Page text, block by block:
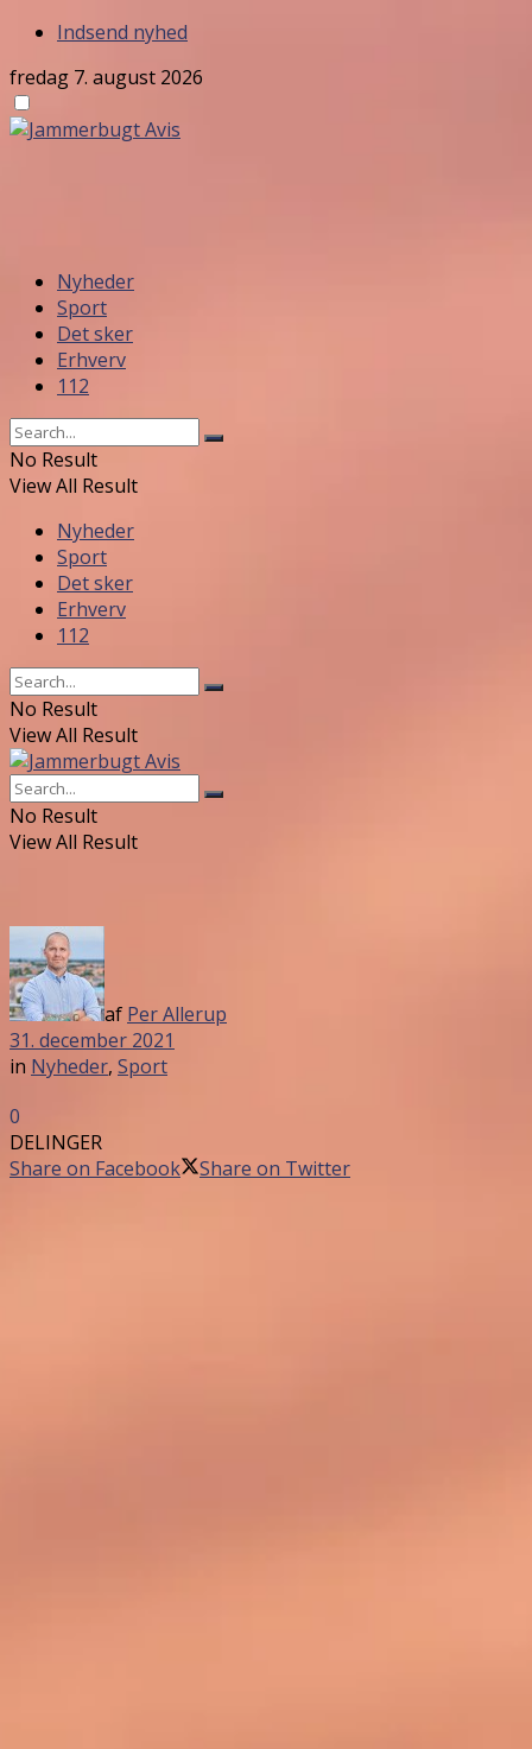
Indsend nyhed
fredag 7. august 2026
Nyheder
Sport
Det sker
Erhverv
112
No Result
View All Result
Nyheder
Sport
Det sker
Erhverv
112
No Result
View All Result
No Result
View All Result
af Per Allerup
31. december 2021
in Nyheder, Sport
0
DELINGER
Share on Facebook
Share on Twitter